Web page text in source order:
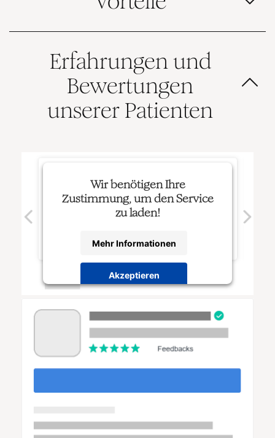
Erfahrungen und
Bewertungen
unserer Patienten
Wir benötigen Ihre
Zustimmung, um den Service
zu laden!
Mehr Informationen
Akzeptieren
Management Platform